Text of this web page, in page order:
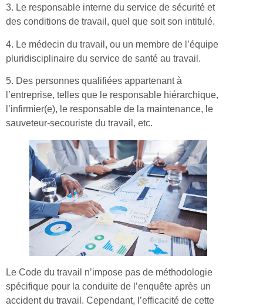
3. Le responsable interne du service de sécurité et
des conditions de travail, quel que soit son intitulé.
4. Le médecin du travail, ou un membre de l’équipe
pluridisciplinaire du service de santé au travail.
5. Des personnes qualifiées appartenant à
l’entreprise, telles que le responsable hiérarchique,
l’infirmier(e), le responsable de la maintenance, le
sauveteur-secouriste du travail, etc.
Le Code du travail n’impose pas de méthodologie
spécifique pour la conduite de l’enquête après un
accident du travail. Cependant, l’efficacité de cette